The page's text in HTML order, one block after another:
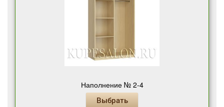
Наполнение № 2-4
Выбрать